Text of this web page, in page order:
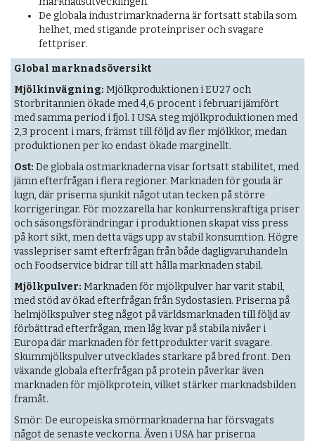
De globala industrimarknaderna är fortsatt stabila som
helhet, med stigande proteinpriser och svagare
fettpriser.
Global marknadsöversikt
Mjölkinvägning: Mjölkproduktionen i EU27 och
Storbritannien ökade med 4,6 procent i februari jämfört
med samma period i fjol. I USA steg mjölkproduktionen med
2,3 procent i mars, främst till följd av fler mjölkkor, medan
produktionen per ko endast ökade marginellt.
Ost: De globala ostmarknaderna visar fortsatt stabilitet, med
jämn efterfrågan i flera regioner. Marknaden för gouda är
lugn, där priserna sjunkit något utan tecken på större
korrigeringar. För mozzarella har konkurrenskraftiga priser
och säsongsförändringar i produktionen skapat viss press
på kort sikt, men detta vägs upp av stabil konsumtion. Högre
vasslepriser samt efterfrågan från både dagligvaruhandeln
och Foodservice bidrar till att hålla marknaden stabil.
Mjölkpulver: Marknaden för mjölkpulver har varit stabil,
med stöd av ökad efterfrågan från Sydostasien. Priserna på
helmjölkspulver steg något på världsmarknaden till följd av
förbättrad efterfrågan, men låg kvar på stabila nivåer i
Europa där marknaden för fettprodukter varit svagare.
Skummjölkspulver utvecklades starkare på bred front. Den
växande globala efterfrågan på protein påverkar även
marknaden för mjölkprotein, vilket stärker marknadsbilden
framåt.
Smör: De europeiska smörmarknaderna har försvagats
något de senaste veckorna. Även i USA har priserna